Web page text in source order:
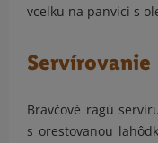
vcelku na panvici s
Servírovanie
Bravčové ragú
s orestovanou